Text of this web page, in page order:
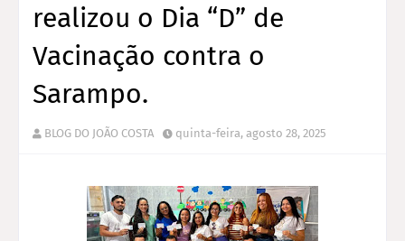
realizou o Dia “D” de
Vacinação contra o
Sarampo.
BLOG DO JOÃO COSTA quinta-feira, agosto 28, 2025